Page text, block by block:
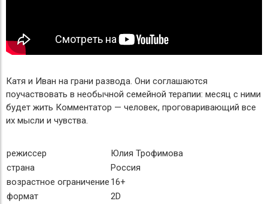
Катя и Иван на грани развода. Они соглашаются
поучаствовать в необычной семейной терапии: месяц с ними
будет жить Комментатор — человек, проговаривающий все
их мысли и чувства.
режиссер
Юлия Трофимова
страна
Россия
возрастное ограничение 16+
формат
2D